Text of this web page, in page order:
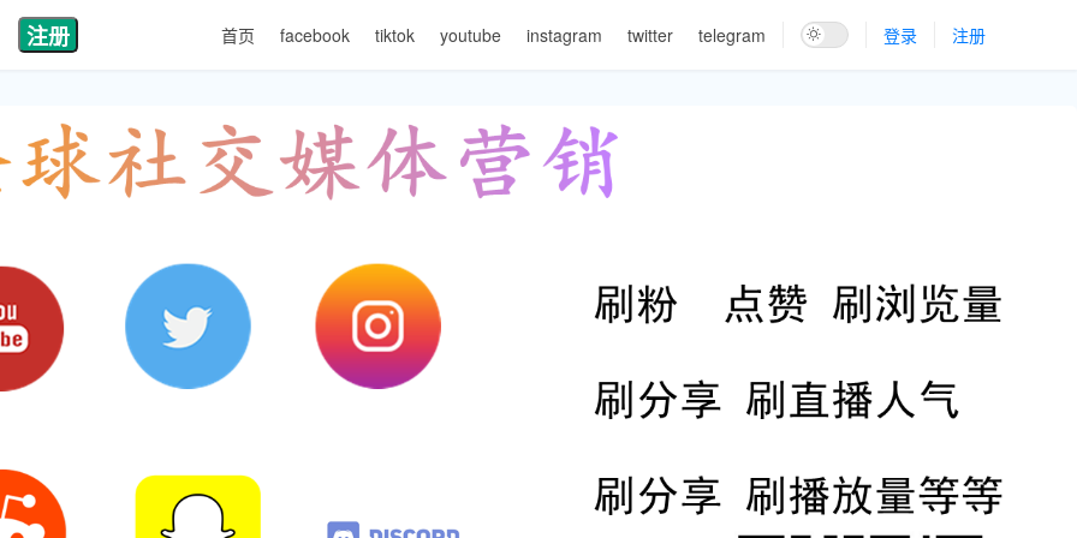
注册 首页 facebook tiktok youtube instagram twitter telegram 登录 注册